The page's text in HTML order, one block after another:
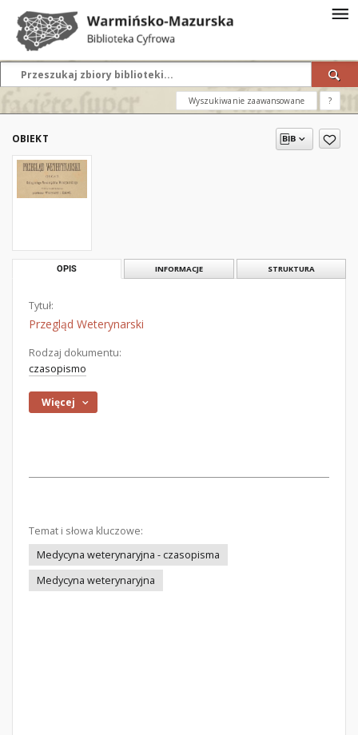
Wyszukiwanie zaawansowane ?
OBIEKT
OPIS INFORMACJE STRUKTURA
Tytuł:
Przegląd Weterynarski
Rodzaj dokumentu:
czasopismo
Więcej
Temat i słowa kluczowe:
Medycyna weterynaryjna - czasopisma
Medycyna weterynaryjna